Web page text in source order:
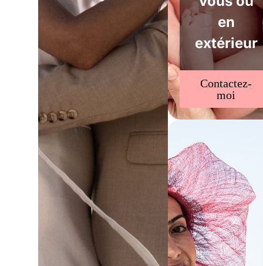
en
extérieur
Contactez-
moi